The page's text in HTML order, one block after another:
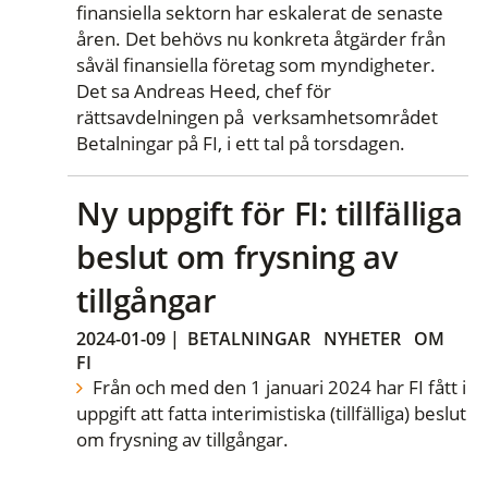
finansiella sektorn har eskalerat de senaste
åren. Det behövs nu konkreta åtgärder från
såväl finansiella företag som myndigheter.
Det sa Andreas Heed, chef för
rättsavdelningen på verksamhetsområdet
Betalningar på FI, i ett tal på torsdagen.
Ny uppgift för FI: tillfälliga
beslut om frysning av
tillgångar
2024-01-09 | BETALNINGAR NYHETER OM
FI
Från och med den 1 januari 2024 har FI fått i
uppgift att fatta interimistiska (tillfälliga) beslut
om frysning av tillgångar.